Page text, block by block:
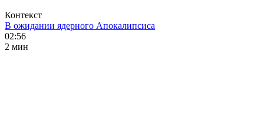
Контекст
В ожидании ядерного Апокалипсиса
02:56
2 мин